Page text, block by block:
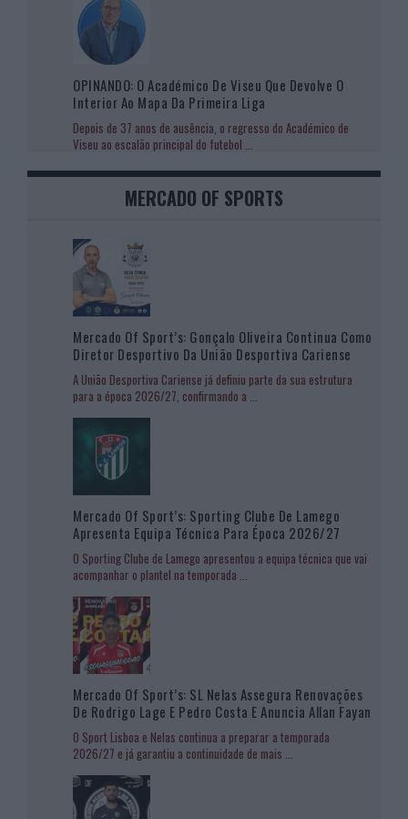
OPINANDO: O Académico De Viseu Que Devolve O
Interior Ao Mapa Da Primeira Liga
Depois de 37 anos de ausência, o regresso do Académico de
Viseu ao escalão principal do futebol ...
MERCADO OF SPORTS
Mercado Of Sport’s: Gonçalo Oliveira Continua Como
Diretor Desportivo Da União Desportiva Cariense
A União Desportiva Cariense já definiu parte da sua estrutura
para a época 2026/27, confirmando a ...
Mercado Of Sport’s: Sporting Clube De Lamego
Apresenta Equipa Técnica Para Época 2026/27
O Sporting Clube de Lamego apresentou a equipa técnica que vai
acompanhar o plantel na temporada ...
Mercado Of Sport’s: SL Nelas Assegura Renovações
De Rodrigo Lage E Pedro Costa E Anuncia Allan Fayan
O Sport Lisboa e Nelas continua a preparar a temporada
2026/27 e já garantiu a continuidade de mais ...